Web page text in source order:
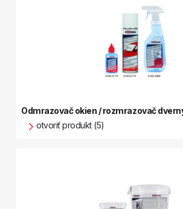
Odmrazovač okien / rozmrazovač
otvoriť produkt (5)